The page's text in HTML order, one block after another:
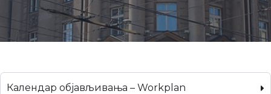
Календар објављивања – Workplan